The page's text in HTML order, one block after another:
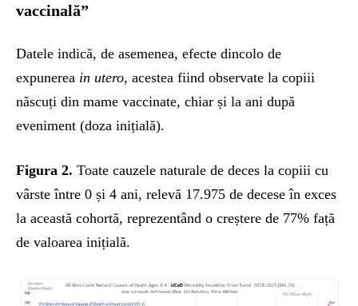
vaccinală”
Datele indică, de asemenea, efecte dincolo de
expunerea in utero, acestea fiind observate la copiii
născuți din mame vaccinate, chiar și la ani după
eveniment (doza inițială).
Figura 2. Toate cauzele naturale de deces la copiii cu
vârste între 0 și 4 ani, relevă 17.975 de decese în exces
la această cohortă, reprezentând o creștere de 77% față
de valoarea inițială.